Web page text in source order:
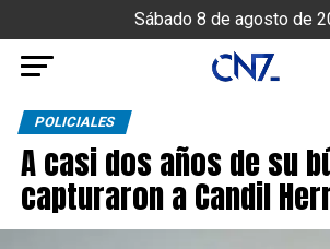
Sábado 8 de agosto de
POLICIALES
A casi dos años de su
capturaron a Candil